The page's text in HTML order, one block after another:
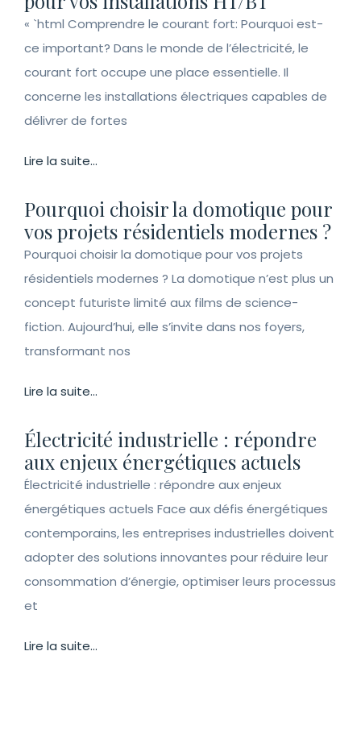
« `html Comprendre le courant fort: Pourquoi est-
ce important? Dans le monde de l’électricité, le
courant fort occupe une place essentielle. Il
concerne les installations électriques capables de
délivrer de fortes
Lire la suite...
Pourquoi choisir la domotique pour
vos projets résidentiels modernes ?
Pourquoi choisir la domotique pour vos projets
résidentiels modernes ? La domotique n’est plus un
concept futuriste limité aux films de science-
fiction. Aujourd’hui, elle s’invite dans nos foyers,
transformant nos
Lire la suite...
Électricité industrielle : répondre
aux enjeux énergétiques actuels
Électricité industrielle : répondre aux enjeux
énergétiques actuels Face aux défis énergétiques
contemporains, les entreprises industrielles doivent
adopter des solutions innovantes pour réduire leur
consommation d’énergie, optimiser leurs processus
et
Lire la suite...